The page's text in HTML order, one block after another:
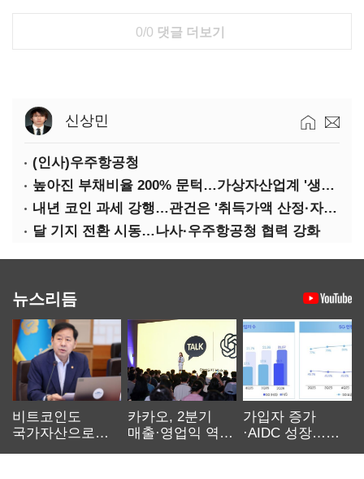
0/0 댓글 더보기
신상민
(인사)우주항공청
높아진 부채비율 200% 문턱…가상자산업계 '생존 시험대'
내년 코인 과세 강행…관건은 '취득가액 산정·자산 이동'
달 기지 전환 시동…나사·우주항공청 협력 강화
뉴스리듬
비트코인도
국가자산으로…'
카카오, 2분기
매출·영업익 역대
가입자 증가
·AIDC 성장…